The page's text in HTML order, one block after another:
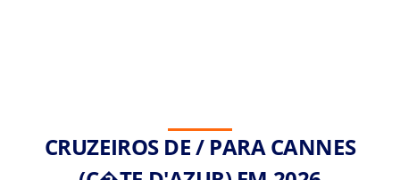
CRUZEIROS DE / PARA CANNES